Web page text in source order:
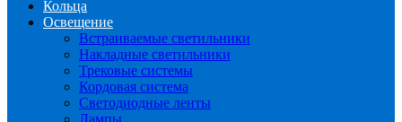
Кольца
Освещение
Встраиваемые светильники
Накладные светильники
Трековые системы
Кордовая система
Светодиодные ленты
Лампы